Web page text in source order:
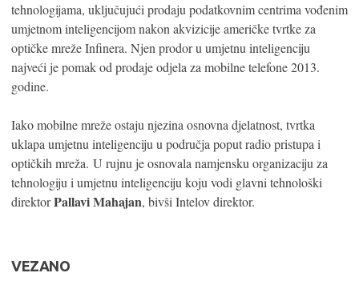
tehnologijama, uključujući prodaju podatkovnim centrima vođenim
umjetnom inteligencijom nakon akvizicije američke tvrtke za
optičke mreže Infinera. Njen prodor u umjetnu inteligenciju
najveći je pomak od prodaje odjela za mobilne telefone 2013.
godine.
Iako mobilne mreže ostaju njezina osnovna djelatnost, tvrtka
uklapa umjetnu inteligenciju u područja poput radio pristupa i
optičkih mreža. U rujnu je osnovala namjensku organizaciju za
tehnologiju i umjetnu inteligenciju koju vodi glavni tehnološki
direktorPallavi Mahajan, bivši Intelov direktor.
VEZANO